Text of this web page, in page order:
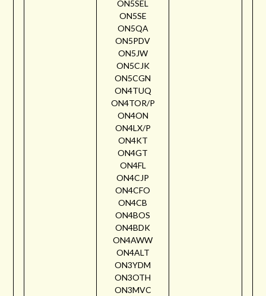
ON5SEL
ON5SE
ON5QA
ON5PDV
ON5JW
ON5CJK
ON5CGN
ON4TUQ
ON4TOR/P
ON4ON
ON4LX/P
ON4KT
ON4GT
ON4FL
ON4CJP
ON4CFO
ON4CB
ON4BOS
ON4BDK
ON4AWW
ON4ALT
ON3YDM
ON3OTH
ON3MVC